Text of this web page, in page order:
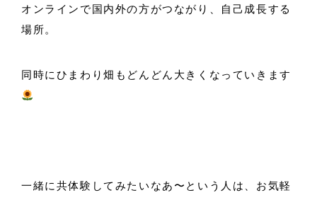
オンラインで国内外の方がつながり、自己成長する
場所。
同時にひまわり畑もどんどん大きくなっていきます
一緒に共体験してみたいなあ〜という人は、お気軽